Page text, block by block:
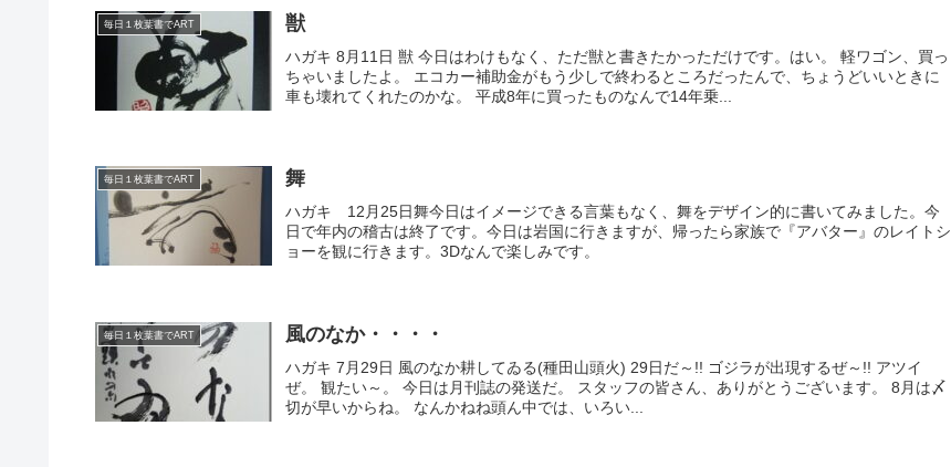
毎日１枚葉書でART 獣
ハガキ 8月11日 獣 今日はわけもなく、ただ獣と書きたかっただけです。はい。 軽ワゴン、買っ
ちゃいましたよ。 エコカー補助金がもう少しで終わるところだったんで、ちょうどいいときに
車も壊れてくれたのかな。 平成8年に買ったものなんで14年乗...
毎日１枚葉書でART 舞
ハガキ 12月25日舞今日はイメージできる言葉もなく、舞をデザイン的に書いてみました。今
日で年内の稽古は終了です。今日は岩国に行きますが、帰ったら家族で『アバター』のレイトシ
ョーを観に行きます。3Dなんで楽しみです。
毎日１枚葉書でART 風のなか・・・・
ハガキ 7月29日 風のなか耕してゐる(種田山頭火) 29日だ～!! ゴジラが出現するぜ～!! アツイ
ぜ。 観たい～。 今日は月刊誌の発送だ。 スタッフの皆さん、ありがとうございます。 8月は〆
切が早いからね。 なんかねね頭ん中では、いろい...